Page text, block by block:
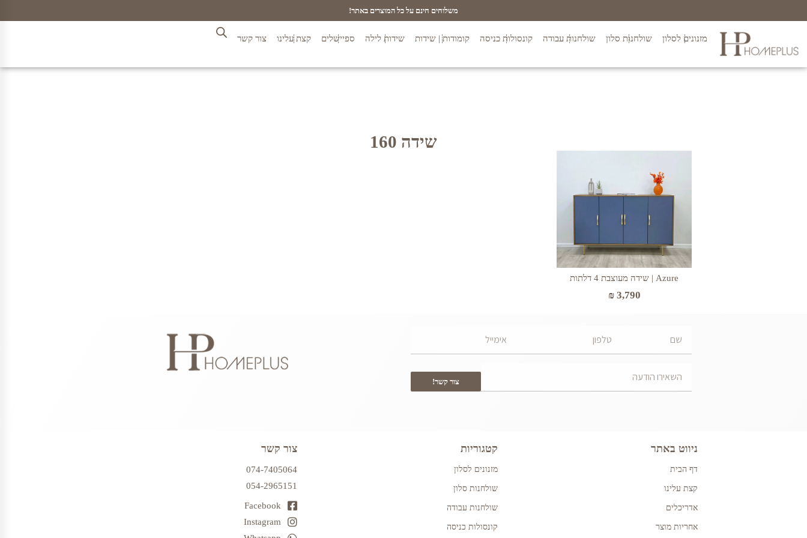
משלוחים חינם על כל המוצרים באתר!
מזנונים לסלון שולחנות סלון שולחנות עבודה קונסולות כניסה קומודות | שידות שידות לילה ספיישלים קצת עלינו צור קשר
שידה 160
Azure | שידה מעוצבת 4 דלתות
₪3,790
צור קשר!
ניווט באתר
דף הבית
קצת עלינו
אדריכלים
אחריות מוצר
קטגוריות
מזנונים לסלון
שולחנות סלון
שולחנות עבודה
קונסולות כניסה
צור קשר
074-7405064
054-2965151
Facebook
Instagram